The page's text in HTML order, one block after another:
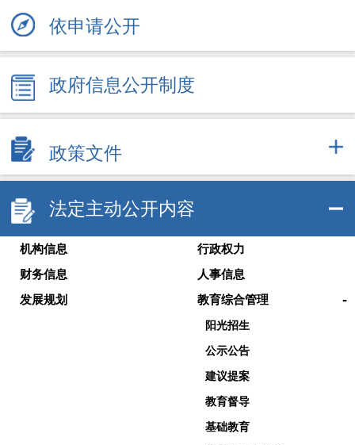
依申请公开
政府信息公开制度
政策文件
法定主动公开内容
机构信息
行政权力
财务信息
人事信息
发展规划
教育综合管理 -
阳光招生
公示公告
建议提案
教育督导
基础教育